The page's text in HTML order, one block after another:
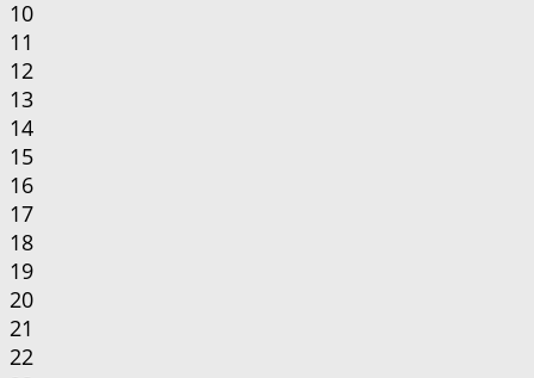
10
11
12
13
14
15
16
17
18
19
20
21
22